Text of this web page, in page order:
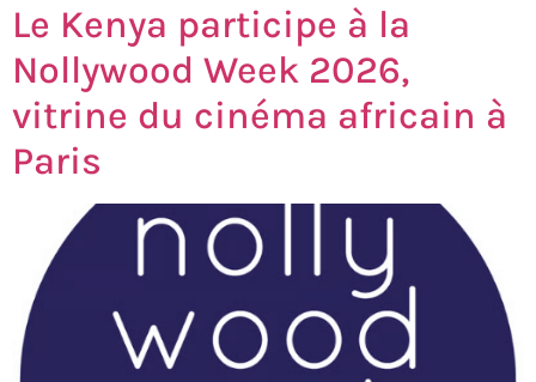
Le Kenya participe à la
Nollywood Week 2026,
vitrine du cinéma africain à
Paris